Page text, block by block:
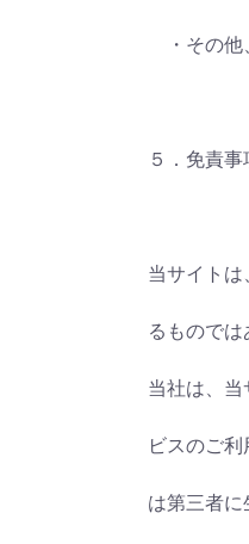
・その他
５．免責事
当サイト
るものでは
当社は、
ビスのご
は第三者に